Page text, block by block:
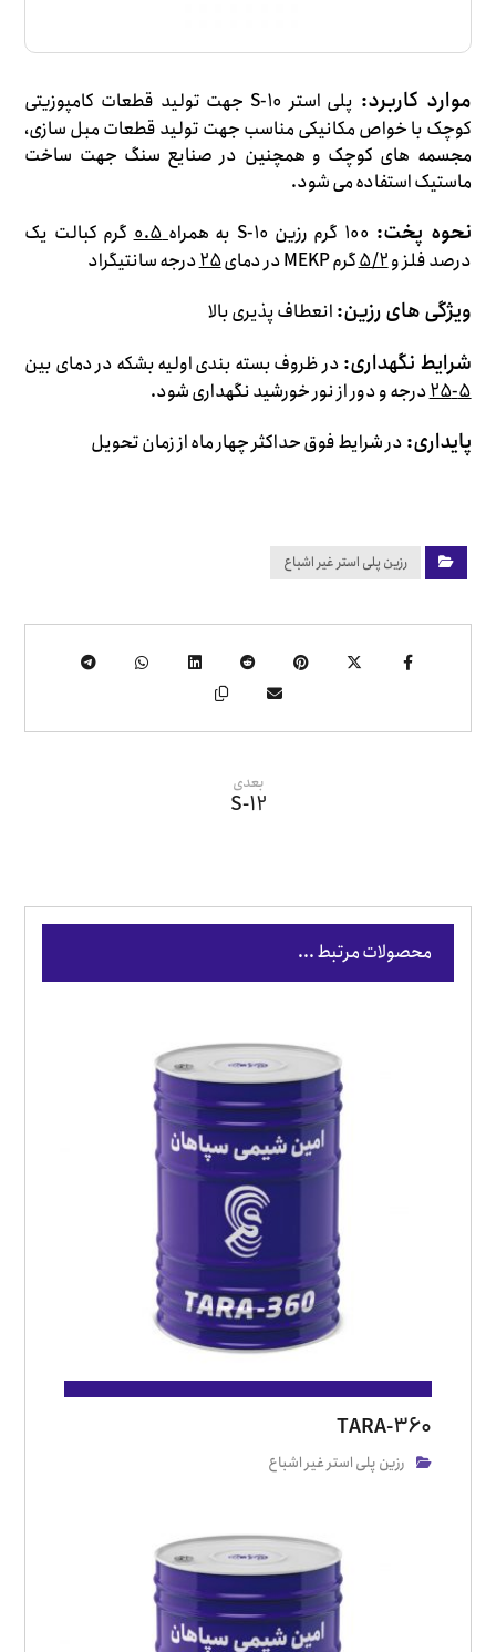
موارد کاربرد:
پلی استر S-10 جهت تولید قطعات کامپوزیتی
کوچک با خواص مکانیکی مناسب جهت تولید قطعات مبل سازی،
مجسمه های کوچک و همچنین در صنایع سنگ جهت ساخت
ماستیک استفاده می شود.
نحوه پخت: 100 گرم رزین S-10 به همراه 0.5
گرم کبالت یک
درصد فلز و5/2گرم MEKP در دمای 25درجه سانتیگراد
ویژگی های رزین: انعطاف پذیری بالا
شرایط نگهداری: در ظروف بسته بندی اولیه بشکه در دمای بین
5-25
درجه و دور از نور خورشید نگهداری شود.
پایداری: در شرایط فوق حداکثر چهار ماه از زمان تحویل
رزین پلی استر غیر اشباع
بعدی
S-12
محصولات مرتبط ...
TARA-360
رزین پلی استر غیر اشباع